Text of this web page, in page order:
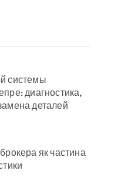
системы
диагностика,
деталей
як частина